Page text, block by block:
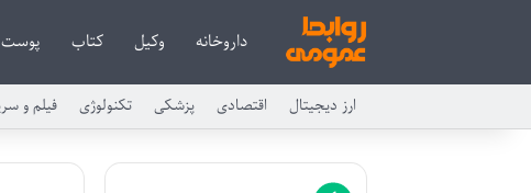
داروخانه وکیل کتاب پوست
ارز دیجیتال اقتصادی پزشکی تکنولوژی فیلم و